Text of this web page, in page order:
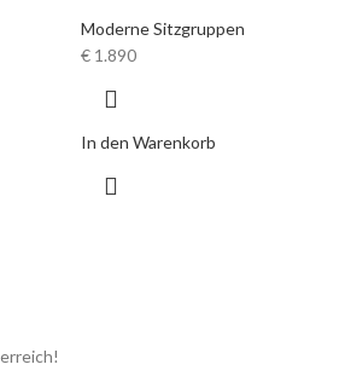
Moderne Sitzgruppen
€ 1.890
In den Warenkorb